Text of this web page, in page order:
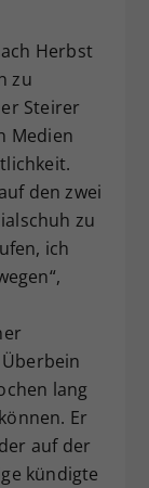
Herbst
zu
Steirer
Medien
den zwei
zu
ich
lang
Er
auf der
kündigte
Consent-
eine
die
falls der